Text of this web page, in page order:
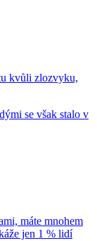
kvůli zlozvyku,
se však stalo v
máte mnohem
jen 1 % lidí